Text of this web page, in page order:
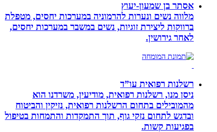
אסתר בן שמעון-יעוץ
מלווה נשים ונערות להרמוניה במערכות יחסים, מטפלת
ברווקות ליצירת זוגיות, נשים במשבר במערכות יחסים,
לאחר גירושין.
רשלנות רפואית עו”ד
ניסן מנו, רשלנות רפואית, מודיעין, משרדנו הוא
מהמובילים בתחום הרשלנות רפואית, נזיקין והביטוח
ובדגש לתחום נזקי גוף, תוך התמקדות והתמחות בטיפול
בפגיעות קשות.